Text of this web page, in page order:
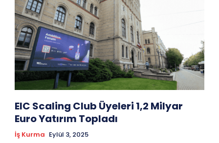
EIC Scaling Club Üyeleri 1,2 Milyar
Euro Yatırım Topladı
İş Kurma Eylül 3, 2025